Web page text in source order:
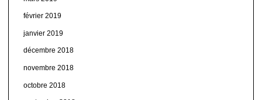
février 2019
janvier 2019
décembre 2018
novembre 2018
octobre 2018